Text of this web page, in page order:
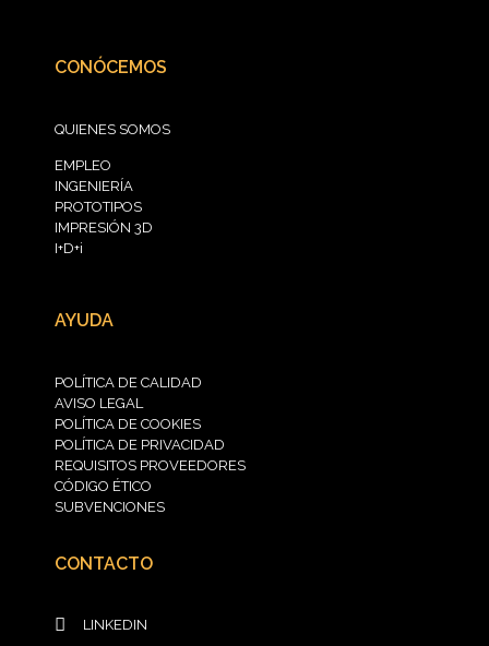
CONÓCEMOS
QUIENES SOMOS
EMPLEO
INGENIERÍA
PROTOTIPOS
IMPRESIÓN 3D
I+D+i
AYUDA
POLÍTICA DE CALIDAD
AVISO LEGAL
POLÍTICA DE COOKIES
POLÍTICA DE PRIVACIDAD
REQUISITOS PROVEEDORES
CÓDIGO ÉTICO
SUBVENCIONES
CONTACTO
LINKEDIN